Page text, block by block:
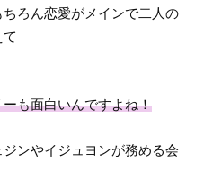
ろん恋愛がメインで二人の
も面白いんですよね！
ンやイジュヨンが務める会